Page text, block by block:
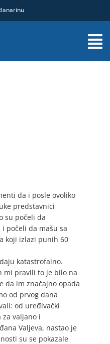
da i posle ovoliko
predstavnici
su počeli da
počeli da mašu sa
koji izlazi punih 60
katastrofalno.
mi pravili to je bilo na
da im značajno opada
od prvog dana
od uređivački
za valjano i
Valjeva, nastao je
su se pokazale